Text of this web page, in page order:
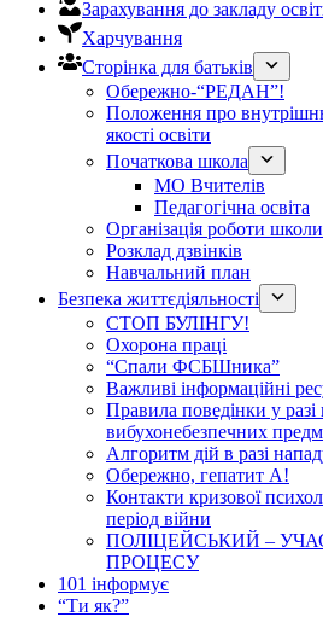
Зарахування до закладу
Харчування
Сторінка для батьків
Обережно-“РЕДАН”!
Положення про
якості освіти
Початкова школа
МО Вчителів
Педагогічна освіта
Організація роботи школи
Розклад дзвінків
Навчальний план
Безпека життєдіяльності
СТОП БУЛІНГУ!
Охорона праці
“Спали ФСБШника”
Важливі інформаційні
Правила поведінки у
вибухонебезпечних
Алгоритм дій в разі
Обережно, гепатит А!
Контакти кризової
період війни
ПОЛІЦЕЙСЬКИЙ –
ПРОЦЕСУ
101 інформує
“Ти як?”